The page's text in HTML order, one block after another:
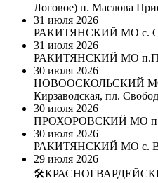
Логовое) п. Маслова
31 июля 2026
РАКИТЯНСКИЙ МО с.
31 июля 2026
РАКИТЯНСКИЙ МО
30 июля 2026
НОВООСКОЛЬСКИЙ МО
Кирзаводская, пл.
30 июля 2026
ПРОХОРОВСКИЙ МО
30 июля 2026
РАКИТЯНСКИЙ МО с.
29 июля 2026